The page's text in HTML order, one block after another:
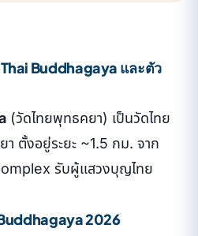
Buddhagaya และตัว
(วัดไทยพุทธคยา) เป็นวัดไทย
า ตั้งอยู่ระยะ ~1.5 กม. จาก
รับผู้แสวงบุญไทย
2026